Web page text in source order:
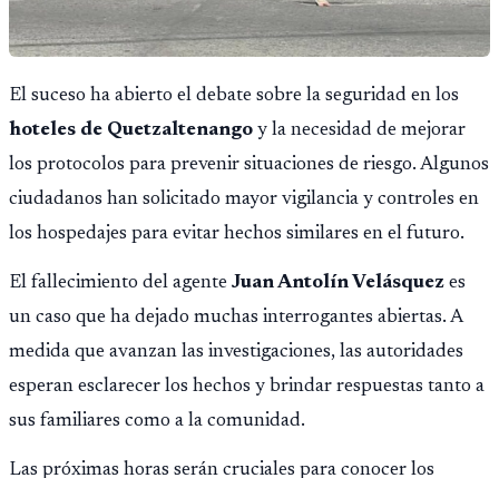
El suceso ha abierto el debate sobre la seguridad en los
hoteles de Quetzaltenango y la necesidad de mejorar
los protocolos para prevenir situaciones de riesgo. Algunos
ciudadanos han solicitado mayor vigilancia y controles en
los hospedajes para evitar hechos similares en el futuro.
El fallecimiento del agente Juan Antolín Velásquez es
un caso que ha dejado muchas interrogantes abiertas. A
medida que avanzan las investigaciones, las autoridades
esperan esclarecer los hechos y brindar respuestas tanto a
sus familiares como a la comunidad.
Las próximas horas serán cruciales para conocer los